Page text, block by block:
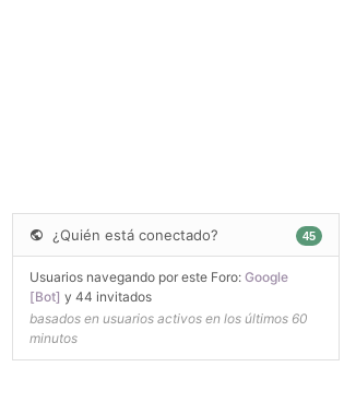
¿Quién está conectado? 45
Usuarios navegando por este Foro: Google
[Bot] y 44 invitados
basados en usuarios activos en los últimos 60
minutos